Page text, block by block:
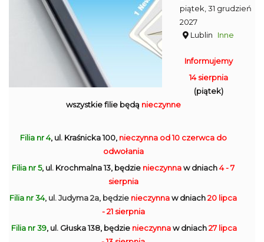
piątek, 31 grudzień
2027
Lublin
Inne
Informujemy
14 sierpnia
(piątek)
wszystkie filie będą nieczynne
Filia nr 4, ul. Kraśnicka 100, nieczynna od 10 czerwca do
odwołania
Filia nr 5, ul. Krochmalna 13, będzie nieczynnaw dniach4 - 7
sierpnia
Filia nr 34, ul. Judyma 2a, będzie nieczynnaw dniach20 lipca
- 21 sierpnia
Filia nr 39, ul. Głuska 138, będzie nieczynnaw dniach27 lipca